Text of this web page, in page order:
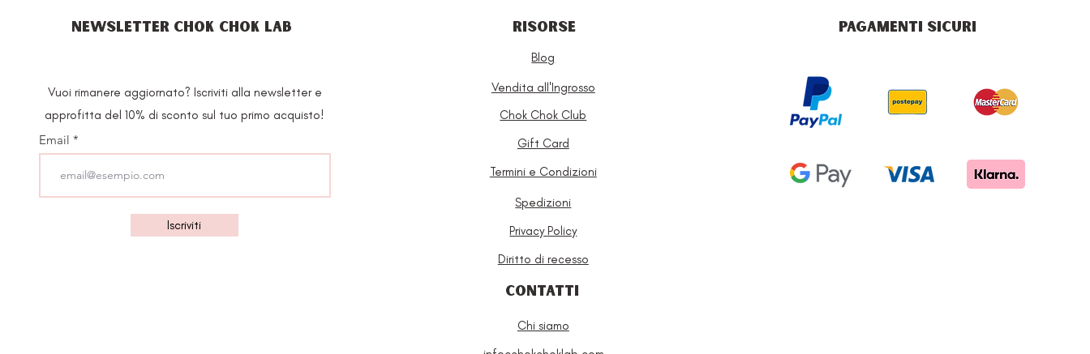
NEWSLETTER CHOK CHOK LAB
Vuoi rimanere aggiornato? Iscriviti alla newsletter e
approfitta del 10% di sconto sul tuo primo acquisto!
Email
Iscriviti
RISORSE
Blog
Vendita all'Ingrosso
Chok Chok Club
Gift Card
Termini e Condizioni
Spedizioni
Privacy Policy
Diritto di recesso
CONTATTI
Chi siamo
PAGAMENTI SICURI